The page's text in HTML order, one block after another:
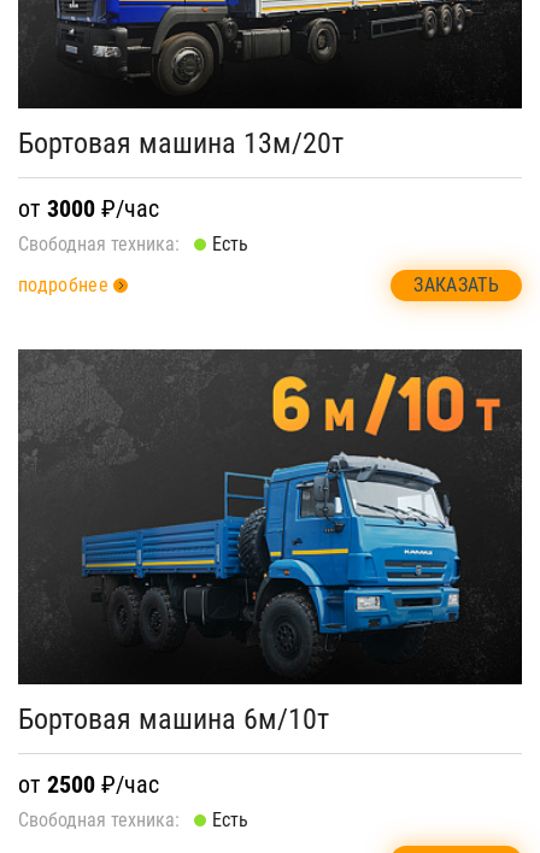
Бортовая машина 13м/20т
от 3000 ₽/час
Свободная техника:
Есть
подробнее
ЗАКАЗАТЬ
Бортовая машина 6м/10т
от 2500 ₽/час
Свободная техника:
Есть